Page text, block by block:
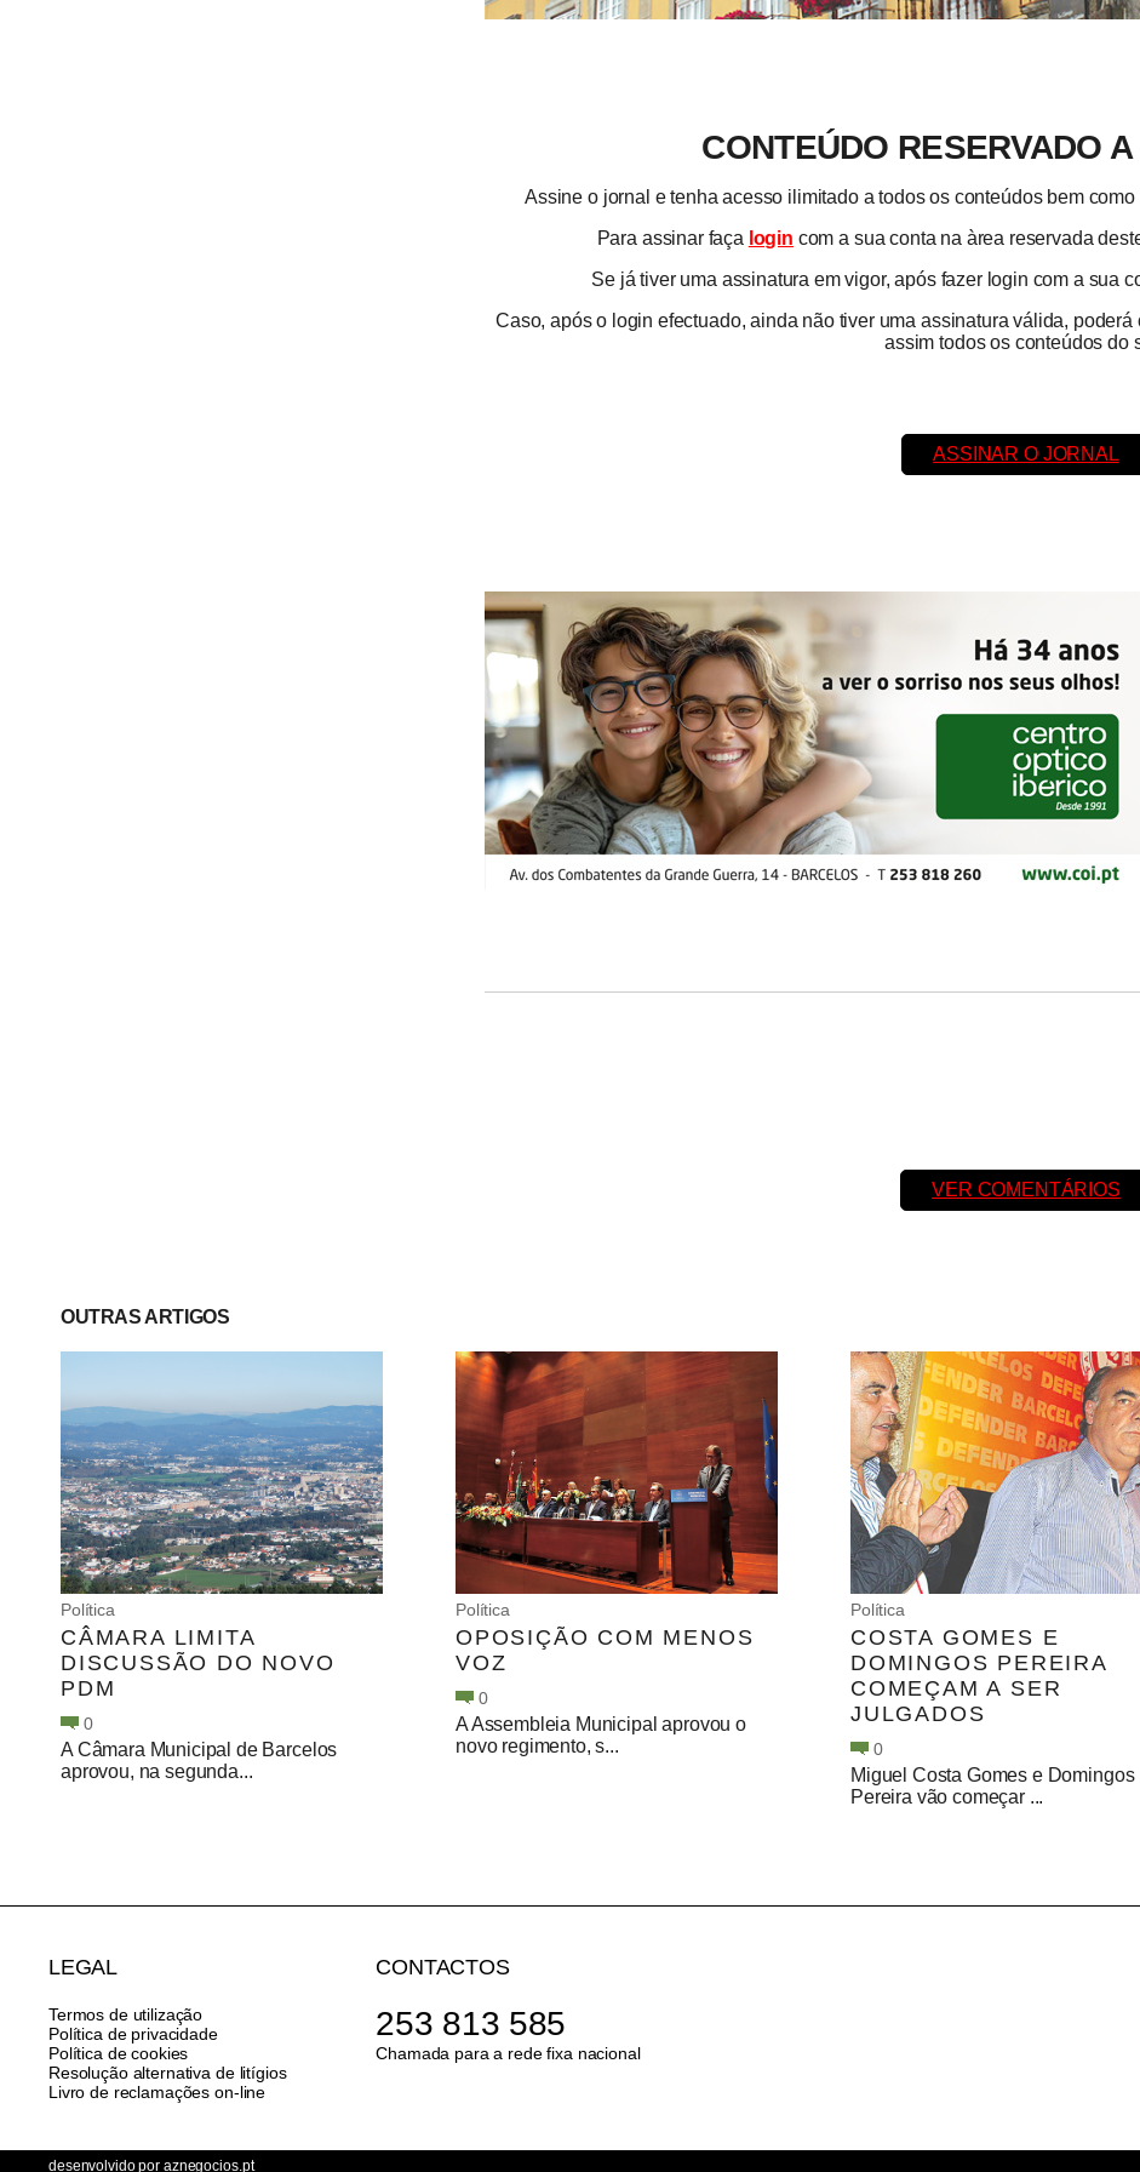
CONTEÚDO RESERVADO
Assine o jornal e tenha acesso ilimitado a todos os conteúdos bem
Para assinar faça login com a sua conta na àrea reservada
Se já tiver uma assinatura em vigor, após fazer login com a sua
Caso, após o login efectuado, ainda não tiver uma assinatura válida,
assim todos os conteúdos do
ASSINAR O JORNAL
VER COMENTÁRIOS
OUTRAS ARTIGOS
Política
CÂMARA LIMITA
DISCUSSÃO DO NOVO
PDM
0
A Câmara Municipal de Barcelos
aprovou, na segunda...
Política
OPOSIÇÃO COM MENOS
VOZ
0
A Assembleia Municipal aprovou o
novo regimento, s...
Política
COSTA GOMES E
DOMINGOS PEREIRA
COMEÇAM A SER
JULGADOS
0
Miguel Costa Gomes e Domingos
Pereira vão começar ...
LEGAL
Termos de utilização
Política de privacidade
Política de cookies
Resolução alternativa de litígios
Livro de reclamações on-line
CONTACTOS
253 813 585
Chamada para a rede fixa nacional
desenvolvido por aznegocios.pt